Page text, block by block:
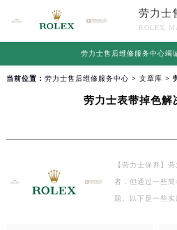
劳力士
ROLEX
劳力士售后维修服务中心竭
当前位置： 劳力士售后维修服务中心 > 文章库 >
劳力士表带掉色解
【劳力士保养】
者，但通过一些
题。以下是一些